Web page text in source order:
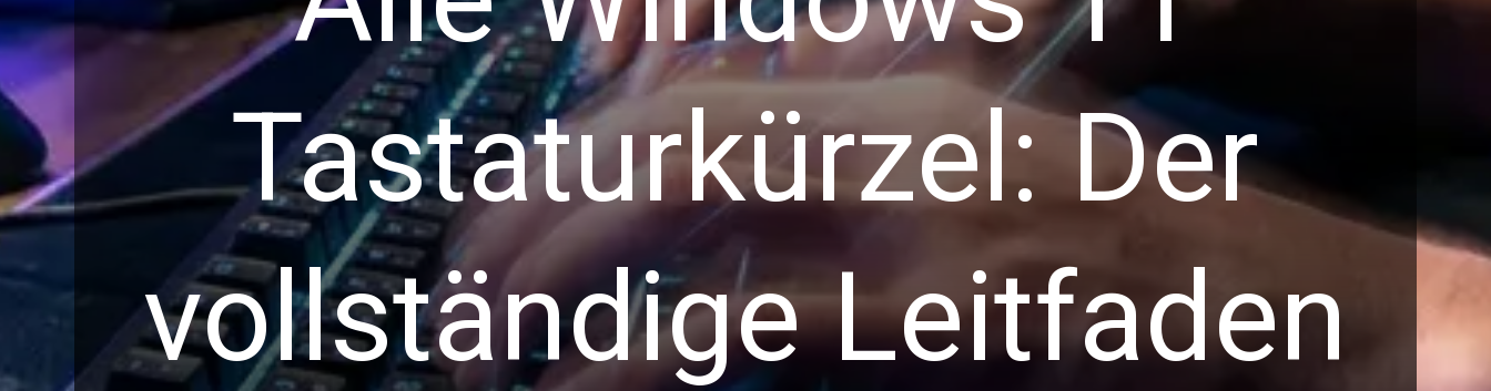
Tastaturkürzel: Der
vollständige Leitfaden